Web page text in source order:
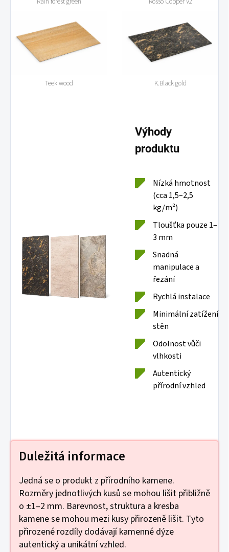
Teek wood K.Black gold
Výhody
produktu
Nízká hmotnost
(cca 1,5–2,5
kg/m²)
Tloušťka pouze 1–
3 mm
Snadná
manipulace a
řezání
Rychlá instalace
Minimální zatížení
stěn
Odolnost vůči
vlhkosti
Autentický
přírodní vzhled
Duležitá informace
Jedná se o produkt z přírodního kamene.
Rozměry jednotlivých kusů se mohou lišit přibližně
o ±1–2 mm. Barevnost, struktura a kresba
kamene se mohou mezi kusy přirozeně lišit. Tyto
přirozené rozdíly dodávají kamenné dýze
autentický a unikátní vzhled.